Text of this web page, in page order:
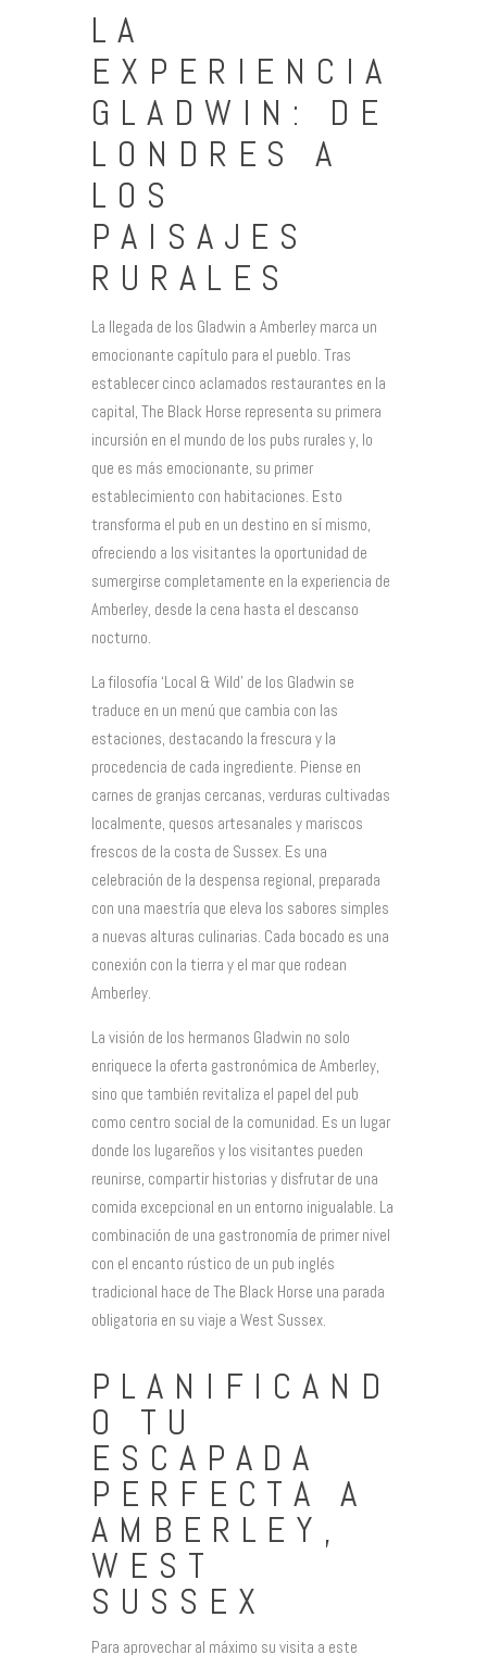
LA
EXPERIENCIA
GLADWIN: DE
LONDRES A
LOS
PAISAJES
RURALES
La llegada de los Gladwin a Amberley marca un
emocionante capítulo para el pueblo. Tras
establecer cinco aclamados restaurantes en la
capital, The Black Horse representa su primera
incursión en el mundo de los pubs rurales y, lo
que es más emocionante, su primer
establecimiento con habitaciones. Esto
transforma el pub en un destino en sí mismo,
ofreciendo a los visitantes la oportunidad de
sumergirse completamente en la experiencia de
Amberley, desde la cena hasta el descanso
nocturno.
La filosofía ‘Local & Wild’ de los Gladwin se
traduce en un menú que cambia con las
estaciones, destacando la frescura y la
procedencia de cada ingrediente. Piense en
carnes de granjas cercanas, verduras cultivadas
localmente, quesos artesanales y mariscos
frescos de la costa de Sussex. Es una
celebración de la despensa regional, preparada
con una maestría que eleva los sabores simples
a nuevas alturas culinarias. Cada bocado es una
conexión con la tierra y el mar que rodean
Amberley.
La visión de los hermanos Gladwin no solo
enriquece la oferta gastronómica de Amberley,
sino que también revitaliza el papel del pub
como centro social de la comunidad. Es un lugar
donde los lugareños y los visitantes pueden
reunirse, compartir historias y disfrutar de una
comida excepcional en un entorno inigualable. La
combinación de una gastronomía de primer nivel
con el encanto rústico de un pub inglés
tradicional hace de The Black Horse una parada
obligatoria en su viaje a West Sussex.
PLANIFICAND
O TU
ESCAPADA
PERFECTA A
AMBERLEY,
WEST
SUSSEX
Para aprovechar al máximo su visita a este